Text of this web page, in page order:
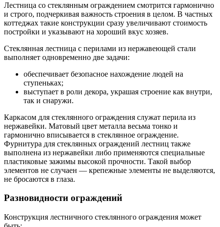
Лестница со стеклянным ограждением смотрится гармонично
и строго, подчеркивая важность строения в целом. В частных
коттеджах такие конструкции сразу увеличивают стоимость
постройки и указывают на хороший вкус хозяев.
Стеклянная лестница с перилами из нержавеющей стали
выполняет одновременно две задачи:
обеспечивает безопасное нахождение людей на
ступеньках;
выступает в роли декора, украшая строение как внутри,
так и снаружи.
Каркасом для стеклянного ограждения служат перила из
нержавейки. Матовый цвет металла весьма тонко и
гармонично вписывается в стеклянное ограждение.
Фурнитура для стеклянных ограждений лестниц также
выполнена из нержавейки либо применяются специальные
пластиковые зажимы высокой прочности. Такой выбор
элементов не случаен — крепежные элементы не выделяются,
не бросаются в глаза.
Разновидности ограждений
Конструкция лестничного стеклянного ограждения может